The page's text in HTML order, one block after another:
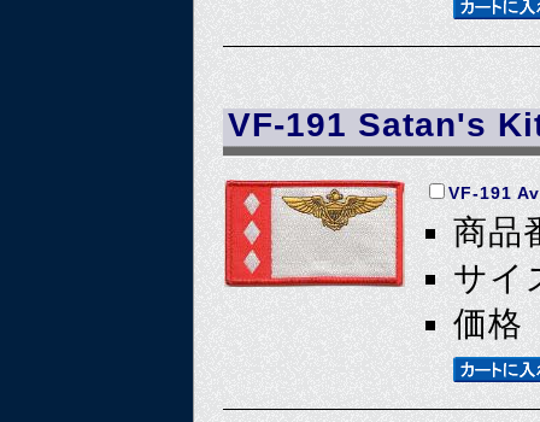
VF-191 Satan's
VF-191
商品
サイ
価格